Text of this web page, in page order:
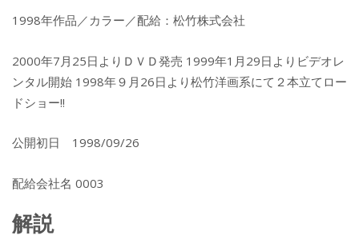
1998年作品／カラー／配給：松竹株式会社
2000年7月25日よりＤＶＤ発売 1999年1月29日よりビデオレ
ンタル開始 1998年９月26日より松竹洋画系にて２本立てロー
ドショー!!
公開初日 1998/09/26
配給会社名 0003
解説